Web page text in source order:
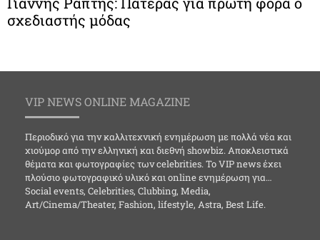
σχεδιαστής μόδας
VIP NEWS ONLINE MAGAZINE
Περιοδικό για την καλλιτεχνική ενημέρωση με πολλά νέα και
χιούμορ από την ελληνική και διεθνή showbiz. Αποκλειστικά
θέματα και φωτογραφίες των celebrities. Το VIP news έχει
πλούσιο φωτογραφικό υλικό και online ενημέρωση για…
Social events, Celebrities, Clubbing, Media,
Art/Cinema/Theater, Fashion, lifestyle, Astra, Best Life.